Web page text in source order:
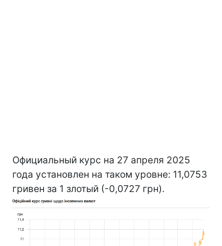
Официальный курс на 27 апреля 2025
года установлен на таком уровне: 11,0753
гривен за 1 злотый (-0,0727 грн).